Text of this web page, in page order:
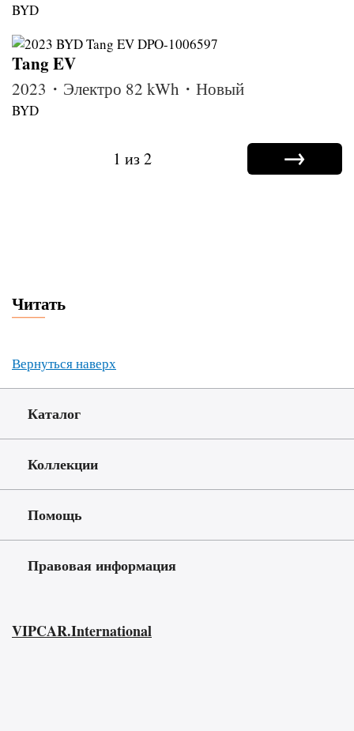
BYD
Tang EV
2023・Электро 82 kWh・Новый
BYD
1 из 2 →
Читать
Вернуться наверх
Каталог
Коллекции
Помощь
Правовая информация
VIPCAR.International